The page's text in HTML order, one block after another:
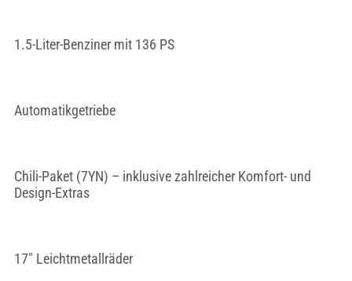
1.5-Liter-Benziner mit 136 PS
Automatikgetriebe
Chili-Paket (7YN) – inklusive zahlreicher Komfort- und
Design-Extras
17" Leichtmetallräder